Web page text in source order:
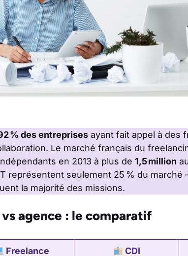
% des entreprises ayant fait appel à des
Le marché français du
en 2013 à plus de 1,5 million
représentent seulement 25 % du marché
la majorité des missions.
agence : le comparatif
Freelance CDI